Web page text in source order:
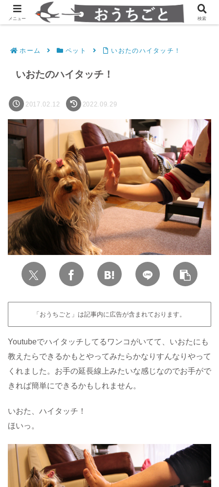
発達障害凸凹夫婦のシンプルすっきり生活
ホーム ペット いおたのハイタッチ！
いおたのハイタッチ！
2017.02.12 2022.09.29
「おうちごと」は記事内に広告が含まれております。
Youtubeでハイタッチしてるワンコがいてて、いおたにも
教えたらできるかもとやってみたらかなりすんなりやって
くれました。お手の延長線上みたいな感じなのでお手がで
きれば簡単にできるかもしれません。
いおた、ハイタッチ！
ほいっ。
メニュー 検索